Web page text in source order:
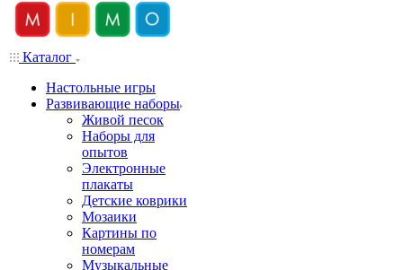
Каталог
Настольные игры
Развивающие наборы
Живой песок
Наборы для
опытов
Электронные
плакаты
Детские коврики
Мозаики
Картины по
номерам
Музыкальные